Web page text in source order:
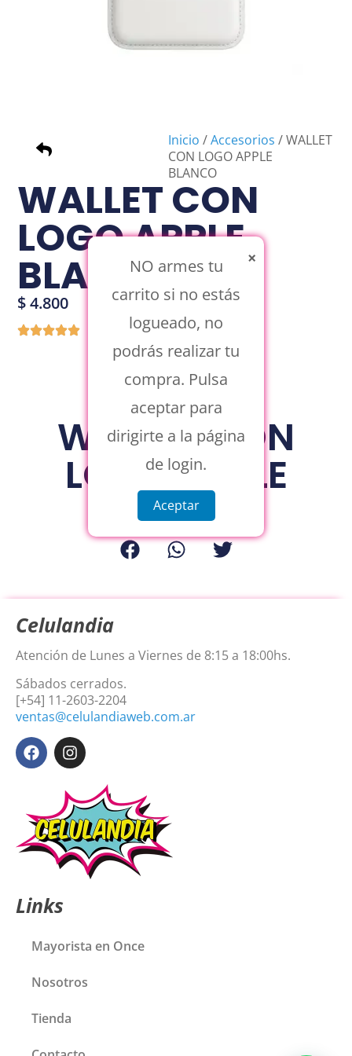
Inicio /Accesorios / WALLET
CON LOGO APPLE
BLANCO
WALLET CON
LOGO APPLE
BLANCO
$4.800
WALLET CON
LOGO APPLE
BLANCO
Celulandia
Atención de Lunes a Viernes de 8:15 a 18:00hs.
Sábados cerrados.
[+54] 11-2603-2204
ventas@celulandiaweb.com.ar
Links
Mayorista en Once
Nosotros
Tienda
×
NO armes tu
carrito si no estás
logueado, no
podrás realizar tu
compra. Pulsa
aceptar para
dirigirte a la página
de login.
Aceptar